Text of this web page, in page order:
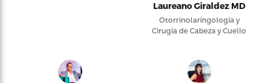
Laureano Giraldez MD
Otorrinolaringología y
Cirugía de Cabeza y Cuello